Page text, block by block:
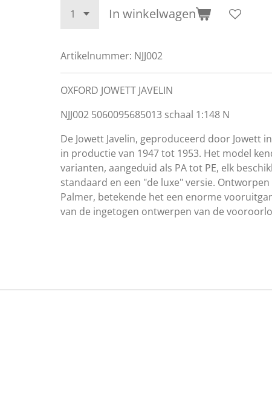
In winkelwagen
Artikelnummer: NJJ002
OXFORD JOWETT JAVELIN
NJJ002 5060095685013 schaal 1:148 N
De Jowett Javelin, geproduceerd door Jowett
in productie van 1947 tot 1953. Het model
varianten, aangeduid als PA tot PE, elk
standaard en een "de luxe" versie.
Palmer, betekende het een enorme
van de ingetogen ontwerpen van de